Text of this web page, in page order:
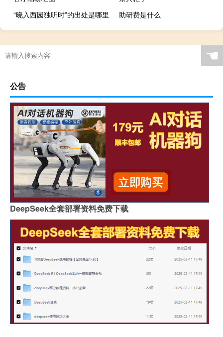
“晓入西园独听时”的出处是哪里
助研费是什么
☚
公告
DeepSeek全套部署资料免费下载